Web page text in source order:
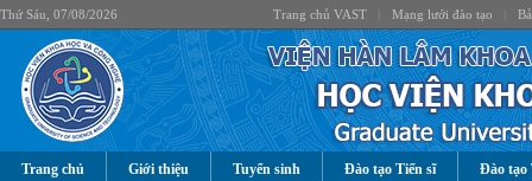
Thứ Sáu, 07/08/2026 Trang chủ VAST Mạng lưới đào tạo
Trang chủ Giới thiệu Tuyển sinh Đào tạo Tiến sĩ Đào tạo